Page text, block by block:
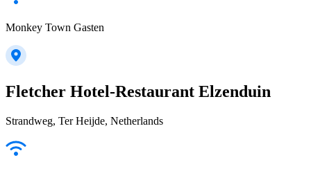
Monkey Town Gasten
Fletcher Hotel-Restaurant Elzenduin
Strandweg, Ter Heijde, Netherlands